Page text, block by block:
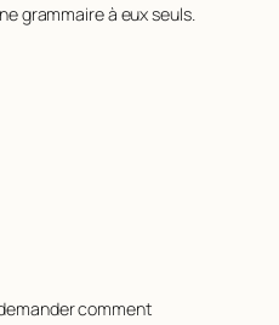
grammaire à eux seuls.
comment